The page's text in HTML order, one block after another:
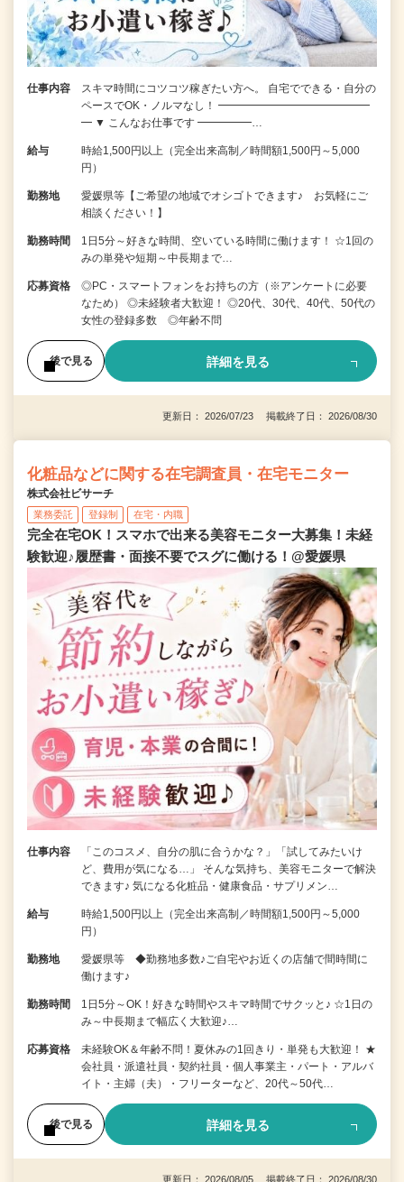
仕事内容
スキマ時間にコツコツ稼ぎたい方へ。 自宅でできる・自分の
ペースでOK・ノルマなし！ ━━━━━━━━━━━━━━
━ ▼ こんなお仕事です ━━━━━…
給与
時給1,500円以上（完全出来高制／時間額1,500円～5,000
円）
勤務地
愛媛県等【ご希望の地域でオシゴトできます♪ お気軽にご
相談ください！】
勤務時間
1日5分～好きな時間、空いている時間に働けます！ ☆1回の
みの単発や短期～中長期まで…
応募資格
◎PC・スマートフォンをお持ちの方（※アンケートに必要
なため） ◎未経験者大歓迎！ ◎20代、30代、40代、50代の
女性の登録多数 ◎年齢不問
後で見る 詳細を見る
更新日： 2026/07/23 掲載終了日： 2026/08/30
化粧品などに関する在宅調査員・在宅モニター
株式会社ビサーチ
業務委託 登録制 在宅・内職
完全在宅OK！スマホで出来る美容モニター大募集！未経
験歓迎♪履歴書・面接不要でスグに働ける！@愛媛県
仕事内容
「このコスメ、自分の肌に合うかな？」「試してみたいけ
ど、費用が気になる…」 そんな気持ち、美容モニターで解決
できます♪ 気になる化粧品・健康食品・サプリメン…
給与
時給1,500円以上（完全出来高制／時間額1,500円～5,000
円）
勤務地
愛媛県等 ◆勤務地多数♪ご自宅やお近くの店舗で間時間に
働けます♪
勤務時間
1日5分～OK！好きな時間やスキマ時間でサクッと♪ ☆1日の
み～中長期まで幅広く大歓迎♪…
応募資格
未経験OK＆年齢不問！夏休みの1回きり・単発も大歓迎！ ★
会社員・派遣社員・契約社員・個人事業主・パート・アルバ
イト・主婦（夫）・フリーターなど、20代～50代…
後で見る 詳細を見る
更新日： 2026/08/05 掲載終了日： 2026/08/30